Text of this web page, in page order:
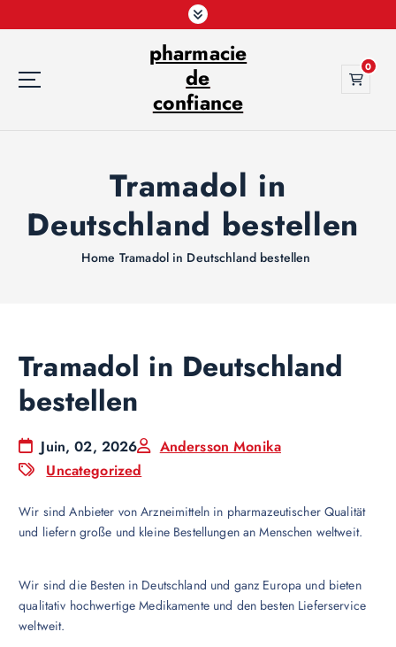
k
pharmacie
de
confiance
0
Tramadol in
Deutschland bestellen
Home Tramadol in Deutschland bestellen
Tramadol in Deutschland
bestellen
Juin, 02, 2026
Andersson Monika
Uncategorized
Wir sind Anbieter von Arzneimitteln in pharmazeutischer Qualität
und liefern große und kleine Bestellungen an Menschen weltweit.
Wir sind die Besten in Deutschland und ganz Europa und bieten
qualitativ hochwertige Medikamente und den besten Lieferservice
weltweit.